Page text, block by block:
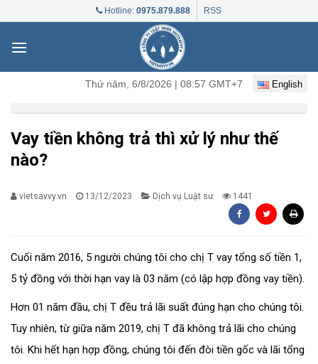
to
content
Hotline: 0975.879.888 RSS
Thứ năm, 6/8/2026 | 08:57 GMT+7 English
Vay tiền không trả thì xử lý như thế
nào?
vietsavvy.vn 13/12/2023 Dịch vụ Luật sư 1441
Cuối năm 2016, 5 người chúng tôi cho chị T vay tổng số tiền 1,
5 tỷ đồng với thời hạn vay là 03 năm (có lập hợp đồng vay tiền).
Hơn 01 năm đầu, chị T đều trả lãi suất đúng hạn cho chúng tôi.
Tuy nhiên, từ giữa năm 2019, chị T đã không trả lãi cho chúng
tôi. Khi hết hạn hợp đồng, chúng tôi đến đòi tiền gốc và lãi tổng